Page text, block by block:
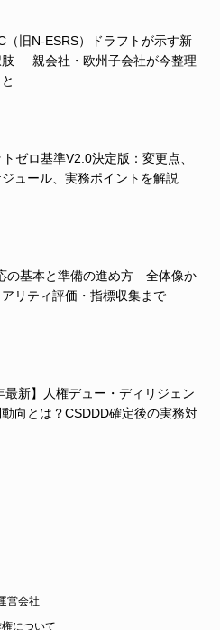
（旧N-ESRS）ドラフトが示す新
──親会社・欧州子会社が今整理
ゼロ基準V2.0決定版：変更点、
ュール、実務ポイントを解説
の基本と準備の進め方 全体像か
リティ評価・指標収集まで
最新】人権デュー・ディリジェン
向とは？CSDDD確定後の実務対
営会社
について